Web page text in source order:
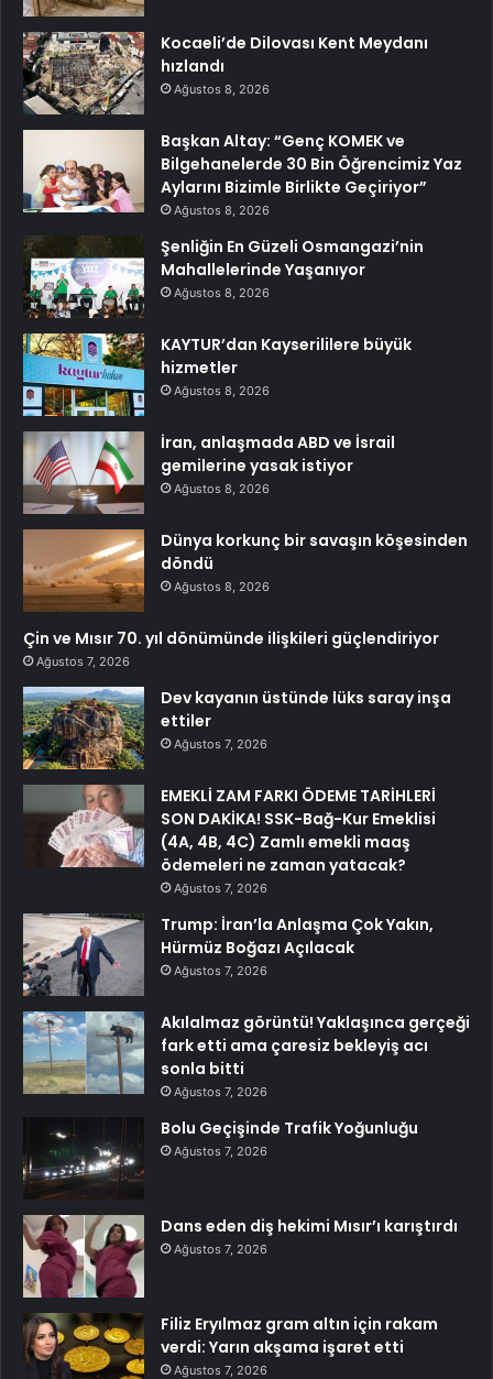
Kocaeli’de Dilovası Kent Meydanı
hızlandı
Ağustos 8, 2026
Başkan Altay: “Genç KOMEK ve
Bilgehanelerde 30 Bin Öğrencimiz Yaz
Aylarını Bizimle Birlikte Geçiriyor”
Ağustos 8, 2026
Şenliğin En Güzeli Osmangazi’nin
Mahallelerinde Yaşanıyor
Ağustos 8, 2026
KAYTUR’dan Kayserililere büyük
hizmetler
Ağustos 8, 2026
İran, anlaşmada ABD ve İsrail
gemilerine yasak istiyor
Ağustos 8, 2026
Dünya korkunç bir savaşın köşesinden
döndü
Ağustos 8, 2026
Çin ve Mısır 70. yıl dönümünde ilişkileri güçlendiriyor
Ağustos 7, 2026
Dev kayanın üstünde lüks saray inşa
ettiler
Ağustos 7, 2026
EMEKLİ ZAM FARKI ÖDEME TARİHLERİ
SON DAKİKA! SSK-Bağ-Kur Emeklisi
(4A, 4B, 4C) Zamlı emekli maaş
ödemeleri ne zaman yatacak?
Ağustos 7, 2026
Trump: İran’la Anlaşma Çok Yakın,
Hürmüz Boğazı Açılacak
Ağustos 7, 2026
Akılalmaz görüntü! Yaklaşınca gerçeği
fark etti ama çaresiz bekleyiş acı
sonla bitti
Ağustos 7, 2026
Bolu Geçişinde Trafik Yoğunluğu
Ağustos 7, 2026
Dans eden diş hekimi Mısır’ı karıştırdı
Ağustos 7, 2026
Filiz Eryılmaz gram altın için rakam
verdi: Yarın akşama işaret etti
Ağustos 7, 2026